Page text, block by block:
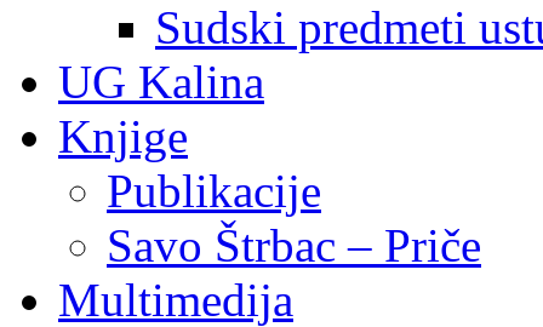
Sudski predmeti
UG Kalina
Knjige
Publikacije
Savo Štrbac – Priče
Multimedija